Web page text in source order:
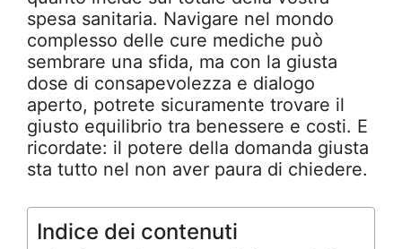
spesa sanitaria. Navigare nel mondo
complesso delle cure mediche può
sembrare una sfida, ma con la giusta
dose di consapevolezza e dialogo
aperto, potrete sicuramente trovare il
giusto equilibrio tra benessere e costi. E
ricordate: il potere della domanda giusta
sta tutto nel non aver paura di chiedere.
Indice dei contenuti